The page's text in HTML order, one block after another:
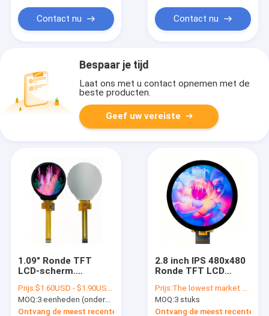
Contact nu Contact nu
Bespaar je tijd
Laat ons met u contact opnemen met de
beste producten.
Geef uw vereiste
1.09" Ronde TFT
LCD-scherm.
kleuren. GC9A01
Driver.
Prijs:$1.60USD - $1.90USD / unit (FOB Shenzhen, based on order quantity)
MOQ:3 eenheden (onderhandelbaar voor steekproeforders)
Ontvang de meest recente Prijs
2.8 inch IPS 480x480
Ronde TFT LCD
Module ST7701S
Industrieel
werktemperatuur. -20
Prijs:The lowest market price guaranteed
MOQ:3 stuks
Ontvang de meest recente